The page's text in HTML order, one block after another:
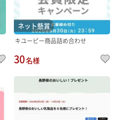
ネット懸賞
キユーピー商品詰め合わせ
30名様